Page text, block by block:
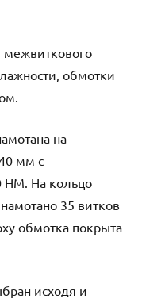
обмотки
на
мм с
НМ. На кольцо
35 витков
обмотка покрыта
исходя и